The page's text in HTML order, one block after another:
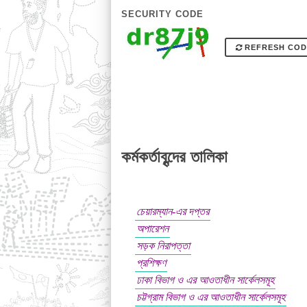
SECURITY CODE
REFRESH
কর্মকর্তাবৃন্দের তালিকা
চেয়ারম্যান-এর দপ্তর
অপারেশন
সড়ক নিরাপত্তা
প্রশিক্ষণ
ঢাকা বিভাগ ও এর আওতাধীন সার্কেলসমূহ
চট্টগ্রাম বিভাগ ও এর আওতাধীন সার্কেলসমূহ